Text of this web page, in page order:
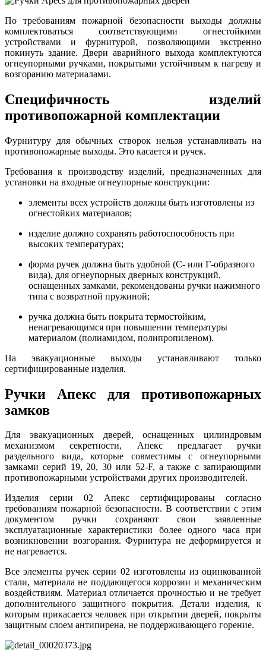
По требованиям пожарной безопасности выходы должны
комплектоваться соответствующими огнестойкими
устройствами и фурнитурой, позволяющими экстренно
покинуть здание. Двери аварийного выхода комплектуются
огнеупорными ручками, покрытыми устойчивым к нагреву и
возгоранию материалами.
Специфичность изделий
противопожарной комплектации
Фурнитуру для обычных створок нельзя устанавливать на
противопожарные выходы. Это касается и ручек.
Требования к производству изделий, предназначенных для
установки на входные огнеупорные конструкции:
элементы всех устройств должны быть изготовлены из
огнестойких материалов;
изделие должно сохранять работоспособность при
высоких температурах;
форма ручек должна быть удобной (С- или Г-образного
вида), для огнеупорных дверных конструкций,
оснащенных замками, рекомендованы ручки нажимного
типа с возвратной пружиной;
ручка должна быть покрыта термостойким,
ненагревающимся при повышении температуры
материалом (полиамидом, полипропиленом).
На эвакуационные выходы устанавливают только
сертифицированные изделия.
Ручки Апекс для противопожарных
замков
Для эвакуационных дверей, оснащенных цилиндровым
механизмом секретности, Апекс предлагает ручки
раздельного вида, которые совместимы с огнеупорными
замками серий 19, 20, 30 или 52-F, а также с запирающими
противопожарными устройствами других производителей.
Изделия серии 02 Апекс сертифицированы согласно
требованиям пожарной безопасности. В соответствии с этим
документом ручки сохраняют свои заявленные
эксплуатационные характеристики более одного часа при
возникновении возгорания. Фурнитура не деформируется и
не нагревается.
Все элементы ручек серии 02 изготовлены из оцинкованной
стали, материала не поддающегося коррозии и механическим
воздействиям. Материал отличается прочностью и не требует
дополнительного защитного покрытия. Детали изделия, к
которым прикасается человек при открытии дверей, покрыты
защитным слоем антипирена, не поддерживающего горение.